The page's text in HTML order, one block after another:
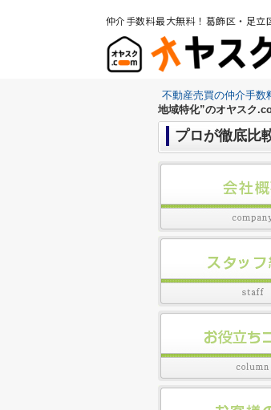
仲介手数料最大無料！葛飾区・足立
不動産売買の仲介手数
地域特化”のオヤスク